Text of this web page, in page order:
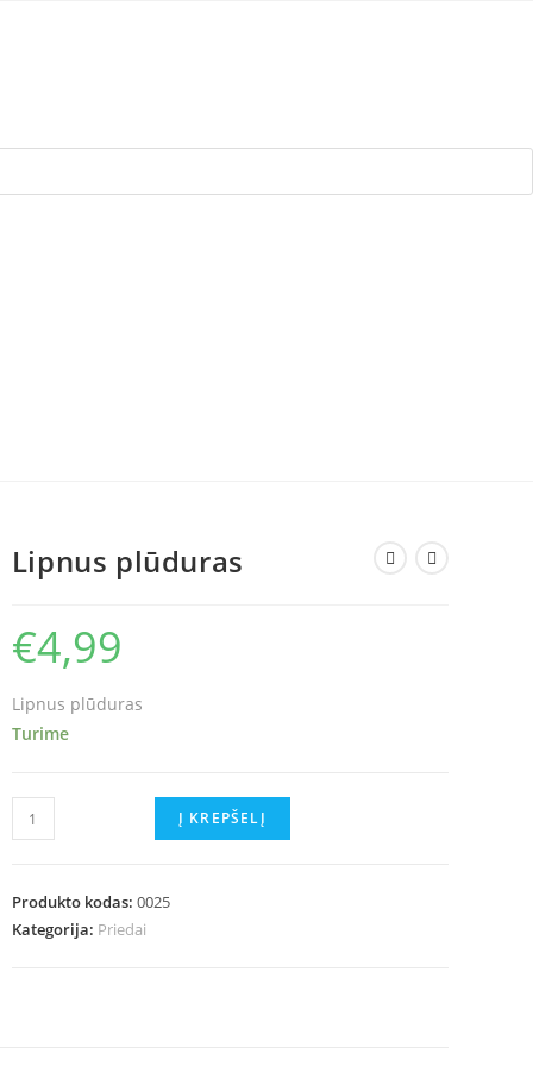
Lipnus plūduras
€4,99
Lipnus plūduras
Turime
produkto
kiekis:
plūduras
Į KREPŠELĮ
Produkto kodas: 0025
Kategorija: Priedai